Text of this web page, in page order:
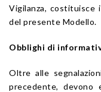
Vigilanza, costituisce
del presente Modello.
Obblighi di
Oltre alle
precedente, devono